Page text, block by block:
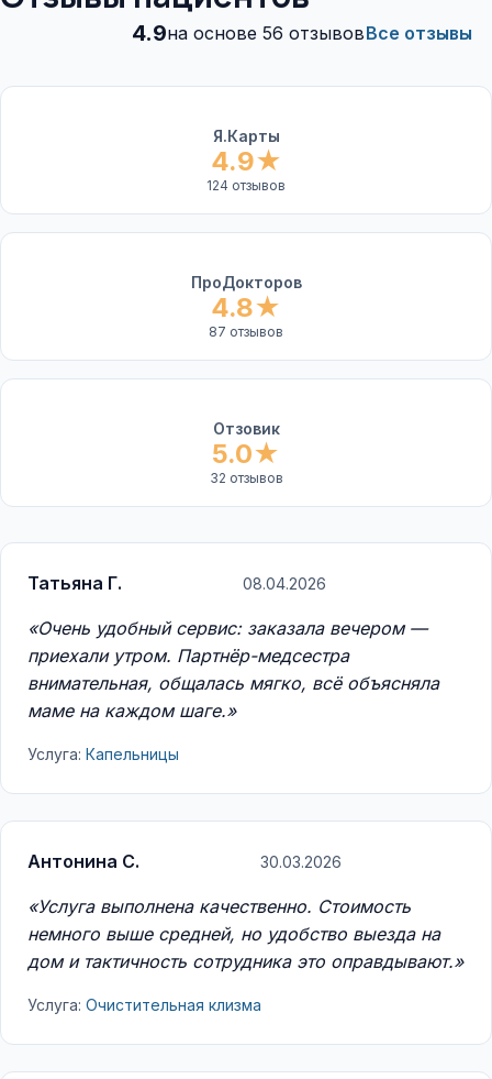
4.9на основе 56 отзывовВсе отзывы
Я.Карты
4.9★
124 отзывов
ПроДокторов
4.8★
87 отзывов
Отзовик
5.0★
32 отзывов
Татьяна Г. 08.04.2026
«Очень удобный сервис: заказала вечером —
приехали утром. Партнёр-медсестра
внимательная, общалась мягко, всё объясняла
маме на каждом шаге.»
Услуга: Капельницы
Антонина С. 30.03.2026
«Услуга выполнена качественно. Стоимость
немного выше средней, но удобство выезда на
дом и тактичность сотрудника это оправдывают.»
Услуга: Очистительная клизма